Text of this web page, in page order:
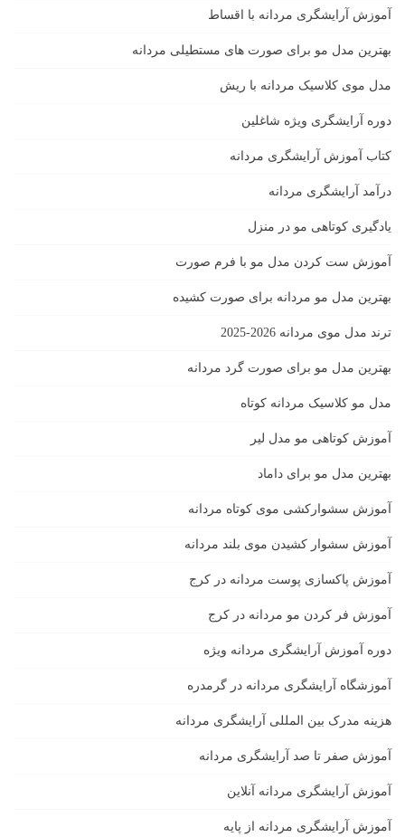
آموزش آرایشگری مردانه با اقساط
بهترین مدل مو برای صورت های مستطیلی مردانه
مدل موی کلاسیک مردانه با ریش
دوره آرایشگری ویژه شاغلین
کتاب آموزش آرایشگری مردانه
درآمد آرایشگری مردانه
یادگیری كوتاهى مو در منزل
آموزش ست كردن مدل مو با فرم صورت
بهترین مدل مو مردانه برای صورت کشیده
ترند مدل موی مردانه 2026-2025
بهترين مدل مو براى صورت گرد مردانه
مدل مو کلاسیک مردانه کوتاه
آموزش کوتاهی مو مدل لیر
بهترین مدل مو برای داماد
آموزش سشوارکشی موی کوتاه مردانه
آموزش سشوار کشیدن موی بلند مردانه
آموزش پاکسازی پوست مردانه در کرج
آموزش فر کردن مو مردانه در کرج
دوره آموزش آرایشگری مردانه ویژه
آموزشگاه آرایشگری مردانه در گرمدره
هزینه مدرک بین المللی آرایشگری مردانه
آموزش صفر تا صد آرایشگری مردانه
آموزش آرایشگری مردانه آنلاین
آموزش آرایشگری مردانه از پایه